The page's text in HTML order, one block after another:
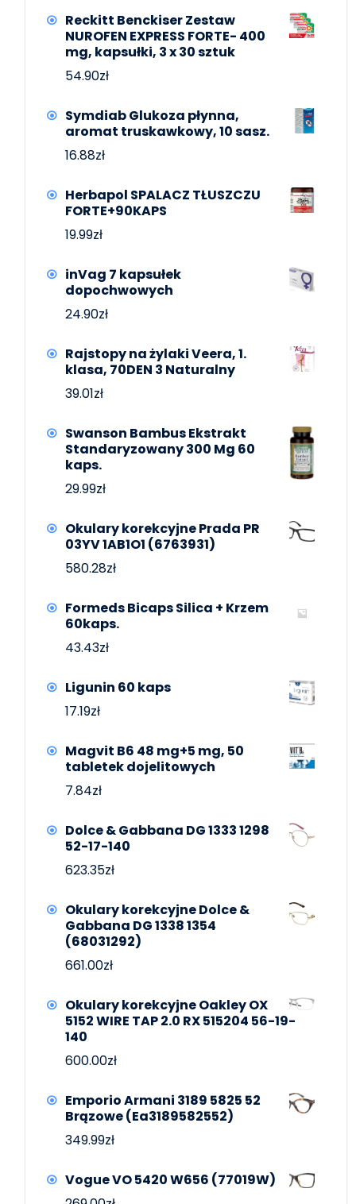
Reckitt Benckiser Zestaw
NUROFEN EXPRESS FORTE- 400
mg, kapsułki, 3 x 30 sztuk
54.90zł
Symdiab Glukoza płynna,
aromat truskawkowy, 10 sasz.
16.88zł
Herbapol SPALACZ TŁUSZCZU
FORTE+90KAPS
19.99zł
inVag 7 kapsułek
dopochwowych
24.90zł
Rajstopy na żylaki Veera, 1.
klasa, 70DEN 3 Naturalny
39.01zł
Swanson Bambus Ekstrakt
Standaryzowany 300 Mg 60
kaps.
29.99zł
Okulary korekcyjne Prada PR
03YV 1AB1O1 (6763931)
580.28zł
Formeds Bicaps Silica + Krzem
60kaps.
43.43zł
Ligunin 60 kaps
17.19zł
Magvit B6 48 mg+5 mg, 50
tabletek dojelitowych
7.84zł
Dolce & Gabbana DG 1333 1298
52-17-140
623.35zł
Okulary korekcyjne Dolce &
Gabbana DG 1338 1354
(68031292)
661.00zł
Okulary korekcyjne Oakley OX
5152 WIRE TAP 2.0 RX 515204 56-19-
140
600.00zł
Emporio Armani 3189 5825 52
Brązowe (Ea3189582552)
349.99zł
Vogue VO 5420 W656 (77019W)